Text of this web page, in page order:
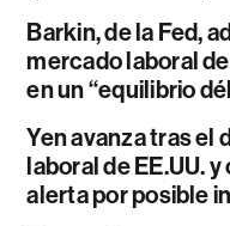
Barkin, de la Fed,
mercado laboral
en un “equilibrio
Yen avanza tras el
laboral de EE.UU.
alerta por posible